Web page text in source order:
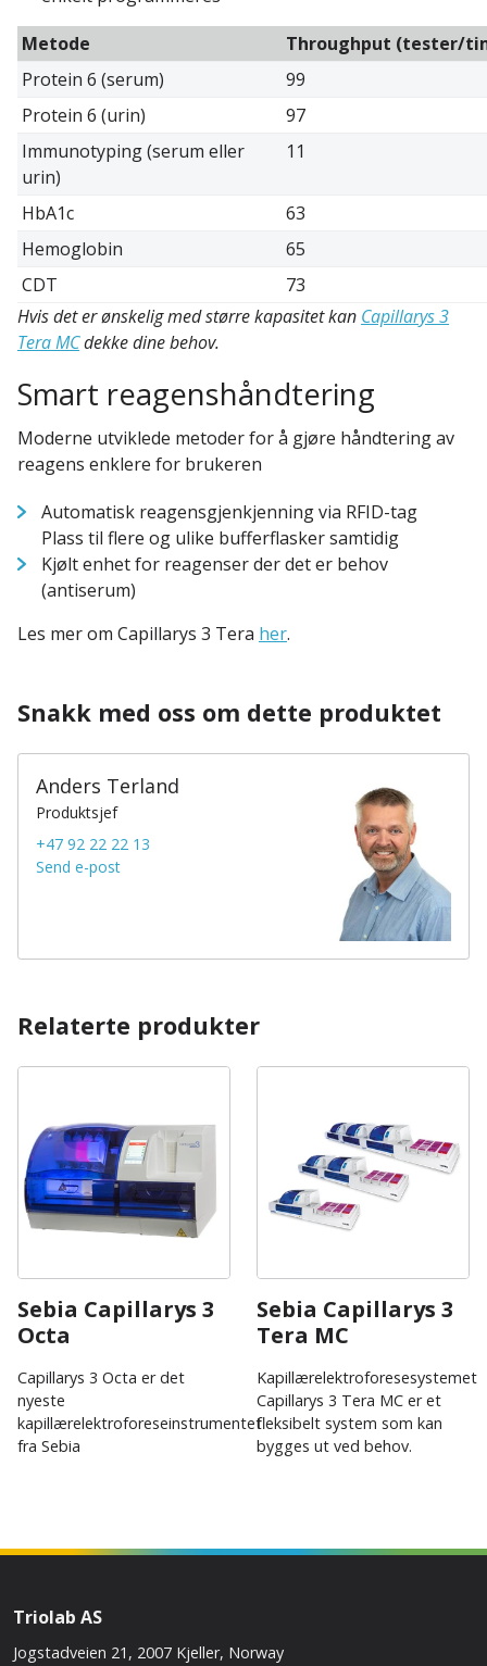
Metode
Throughput (tester/
Protein 6 (serum)
99
Protein 6 (urin)
97
Immunotyping (serum eller
urin)
11
HbA1c
63
Hemoglobin
65
CDT
73
Hvis det er ønskelig med større kapasitet kan Capillarys 3
Tera MCdekke dine behov.
Smart reagenshåndtering
Moderne utviklede metoder for å gjøre håndtering av
reagens enklere for brukeren
Automatisk reagensgjenkjenning via RFID-tag
Plass til flere og ulike bufferflasker samtidig
Kjølt enhet for reagenser der det er behov
(antiserum)
Les mer om Capillarys 3 Tera her.
Snakk med oss om dette produktet
Anders Terland
Produktsjef
+47 92 22 22 13
Send e-post
Relaterte produkter
Sebia Capillarys 3
Octa
Capillarys 3 Octa er det
nyeste
kapillærelektroforeseinstrumentet
fra Sebia
Sebia Capillarys 3
Tera MC
Kapillærelektroforesesystemet
Capillarys 3 Tera MC er et
fleksibelt system som kan
bygges ut ved behov.
Triolab AS
Jogstadveien 21, 2007 Kjeller, Norway